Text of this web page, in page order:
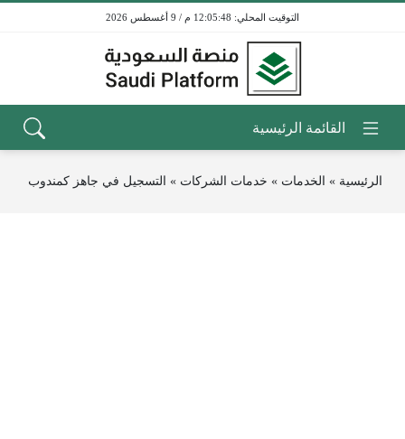
12:05:48 م / 9 أغسطس 2026
الرئيسية » الخدمات » خدمات الشركات » التسجيل في جاهز كمندوب